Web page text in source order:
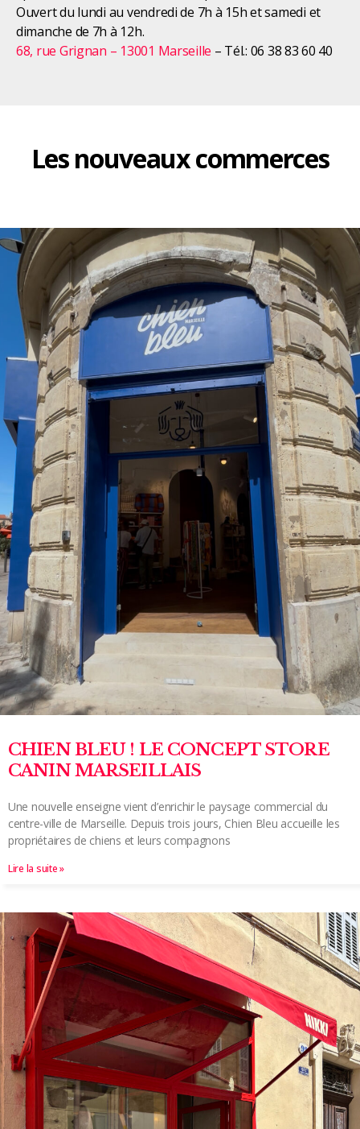
Ouvert du lundi au vendredi de 7h à 15h et samedi et
dimanche de 7h à 12h.
68, rue Grignan – 13001 Marseille – Tél.: 06 38 83 60 40
Les nouveaux commerces
CHIEN BLEU ! LE CONCEPT STORE
CANIN MARSEILLAIS
Une nouvelle enseigne vient d’enrichir le paysage commercial du
centre-ville de Marseille. Depuis trois jours, Chien Bleu accueille les
propriétaires de chiens et leurs compagnons
Lire la suite »